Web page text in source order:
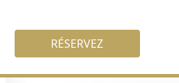
RÉSERVEZ